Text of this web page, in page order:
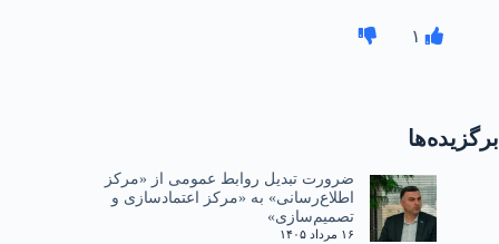
۱
برگزیده‌ها
ضرورت تبدیل روابط عمومی از «مرکز
اطلاع‌رسانی» به «مرکز اعتمادسازی و
تصمیم‌سازی»
۱۶ مرداد ۱۴۰۵